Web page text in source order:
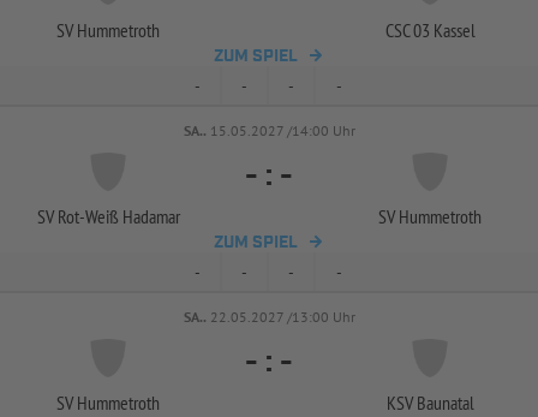
SV Hummetroth CSC 03 Kassel
ZUM SPIEL
- - - -
SA.. 15.05.2027 /14:00 Uhr
SV Rot-Weiß Hadamar
- : -
SV Hummetroth
ZUM SPIEL
- - - -
SA.. 22.05.2027 /13:00 Uhr
SV Hummetroth
- : -
KSV Baunatal